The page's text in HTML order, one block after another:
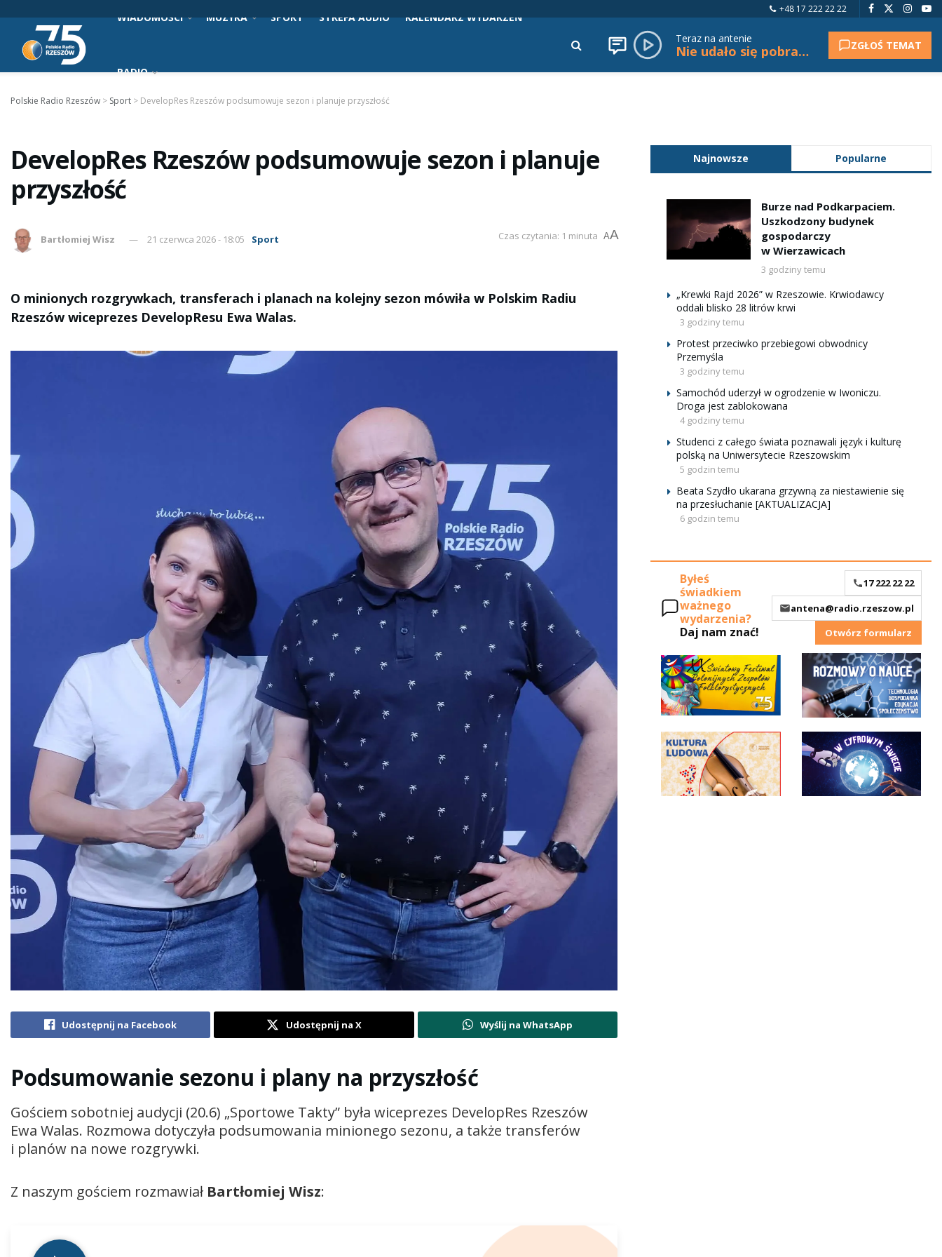
+48 17 222 22 22
WIADOMOŚCI MUZYKA SPORT STREFA AUDIO KALENDARZ WYDARZEŃ
RADIO
Teraz na antenie
Nie udało się pobrać tytułu. ZGŁOŚ TEMAT
Polskie Radio Rzeszów > Sport > DevelopRes Rzeszów podsumowuje sezon i planuje przyszłość
DevelopRes Rzeszów podsumowuje sezon i planuje
przyszłość
Bartłomiej Wisz 21 czerwca 2026 - 18:05 Sport Czas czytania: 1 minuta AA
O minionych rozgrywkach, transferach i planach na kolejny sezon mówiła w Polskim Radiu
Rzeszów wiceprezes DevelopResu Ewa Walas.
Udostępnij na Facebook Udostępnij na X Wyślij na WhatsApp
Podsumowanie sezonu i plany na przyszłość
Gościem sobotniej audycji (20.6) „Sportowe Takty” była wiceprezes DevelopRes Rzeszów
Ewa Walas. Rozmowa dotyczyła podsumowania minionego sezonu, a także transferów
i planów na nowe rozgrywki.
Z naszym gościem rozmawiał Bartłomiej Wisz:
plików
Najnowsze Popularne
Burze nad Podkarpaciem.
Uszkodzony budynek
gospodarczy
w Wierzawicach
3 godziny temu
„Krewki Rajd 2026” w Rzeszowie. Krwiodawcy
oddali blisko 28 litrów krwi
3 godziny temu
Protest przeciwko przebiegowi obwodnicy
Przemyśla
3 godziny temu
Samochód uderzył w ogrodzenie w Iwoniczu.
Droga jest zablokowana
4 godziny temu
Studenci z całego świata poznawali język i kulturę
polską na Uniwersytecie Rzeszowskim
5 godzin temu
Beata Szydło ukarana grzywną za niestawienie się
na przesłuchanie [AKTUALIZACJA]
6 godzin temu
Byłeś
świadkiem
ważnego
wydarzenia?
Daj nam znać!
17 222 22 22
antena@radio.rzeszow.pl
Otwórz formularz